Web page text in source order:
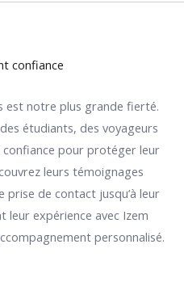
confiance
est notre plus grande fierté.
étudiants, des voyageurs
pour protéger leur
leurs témoignages
prise de contact jusqu’à leur
leur expérience avec Izem
personnalisé.